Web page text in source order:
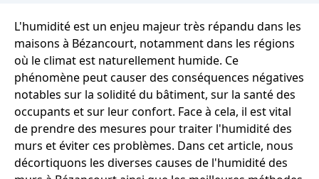
L'humidité est un enjeu majeur très répandu dans les
maisons à Bézancourt, notamment dans les régions
où le climat est naturellement humide. Ce
phénomène peut causer des conséquences négatives
notables sur la solidité du bâtiment, sur la santé des
occupants et sur leur confort. Face à cela, il est vital
de prendre des mesures pour traiter l'humidité des
murs et éviter ces problèmes. Dans cet article, nous
décortiquons les diverses causes de l'humidité des